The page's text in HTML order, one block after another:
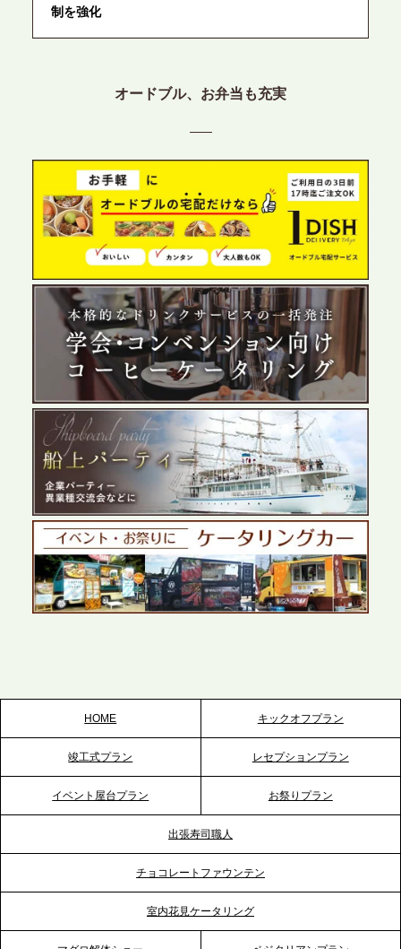
制を強化
プレスリリースのご案内｜ケータリングのセカンド
目の展開で、拡大する出張パーティー・ケータリン
2026.6.4
プレスリリースのご案内｜夏の社内親睦が、配属後
の離職防止に。オフィスや会議室で縁日気分を味わ
う「お祭りケータリング」の提供を開始
2026.5.29
プレスリリースのご案内｜ケータリングのセカンド
テーブル、群馬前橋支社を設立。再開発やオフィス
展開が進む前橋エリアの企業ニーズに応え、高品質
なサービスで各種イベント・懇親会をサポート
2026.5.27
プレスリリースのご案内｜ケータリングのセカンド
テーブル、千葉本社を新設。幕張・舞浜の大型イベ
ントから主要都市の社内懇親会まで、現地拠点を活
かしたスムーズな対応を展開
2026.5.22
2026.5.20
プレスリリースのご案内｜ケータリングのセカンド
2026.5.12
プレスリリースのご案内｜ケータリングのセカンド
オードブル、お弁当も充実
HOME キックオフプラン
竣工式プラン レセプションプラン
イベント屋台プラン お祭りプラン
出張寿司職人
チョコレートファウンテン
室内花見ケータリング